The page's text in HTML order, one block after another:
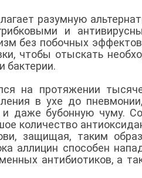
разумную
и
без побочных
чтобы отыскать
бактерии.
на протяжении
в ухе до
и даже бубонную чуму.
количество
защищая, таким
аллицин способен
антибиотиков, а